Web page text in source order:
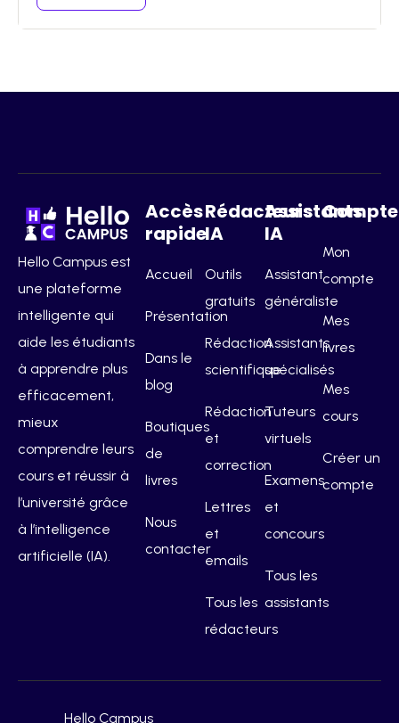
Hello Campus est
une plateforme
intelligente qui
aide les étudiants
à apprendre plus
efficacement,
mieux
comprendre leurs
cours et réussir à
l’université grâce
à l’intelligence
artificielle (IA).
Accès
rapide
Accueil
Présentation
Dans le
blog
Boutiques
de
livres
Nous
contacter
Rédacteurs
IA
Outils
gratuits
Rédaction
scientifique
Rédaction
et
correction
Lettres
et
emails
Tous les
rédacteurs
Assistants
IA
Assistant
généraliste
Assistants
spécialisés
Tuteurs
virtuels
Examens
et
concours
Tous les
assistants
Compte
Mon
compte
Mes
livres
Mes
cours
Créer un
compte
Hello Campus